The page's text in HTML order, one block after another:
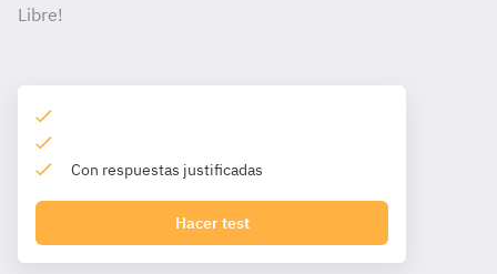
Libre!
Con respuestas justificadas
Hacer test